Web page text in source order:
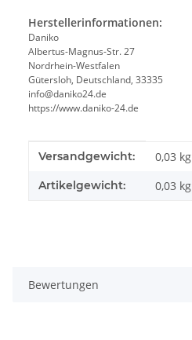
Herstellerinformationen:
Daniko
Albertus-Magnus-Str. 27
Nordrhein-Westfalen
Gütersloh, Deutschland, 33335
info@daniko24.de
https://www.daniko-24.de
Produkteigenschaft
Wert
Versandgewicht: 0,03 kg
Artikelgewicht: 0,03 kg
Bewertungen